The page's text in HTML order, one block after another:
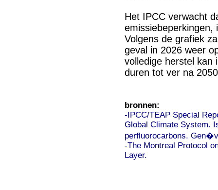
Het IPCC verwacht
emissiebeperkingen,
Volgens de grafiek
geval in 2026 weer
volledige herstel kan
duren tot ver na
bronnen:
-IPCC/TEAP Special
Global Climate System.
perfluorocarbons.
-The Montreal Protocol
Layer.